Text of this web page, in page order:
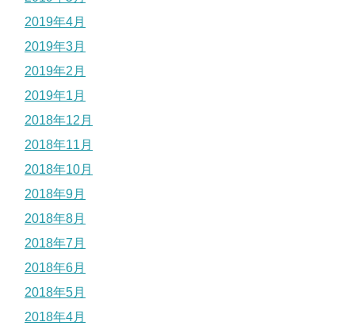
2019年4月
2019年3月
2019年2月
2019年1月
2018年12月
2018年11月
2018年10月
2018年9月
2018年8月
2018年7月
2018年6月
2018年5月
2018年4月